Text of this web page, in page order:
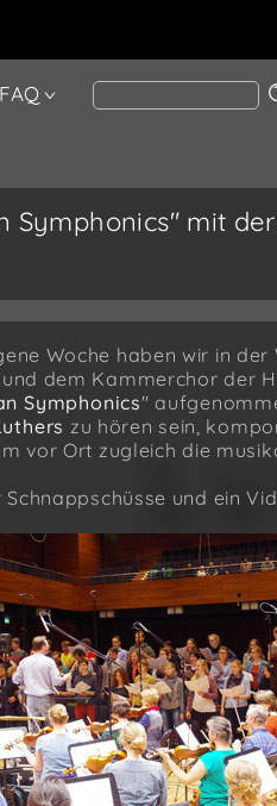
FAQ
Symphonics" mit
Woche haben wir in
dem Kammerchor der
Symphonics"
zu hören sein,
vor Ort zugleich die
Schnappschüsse und ein